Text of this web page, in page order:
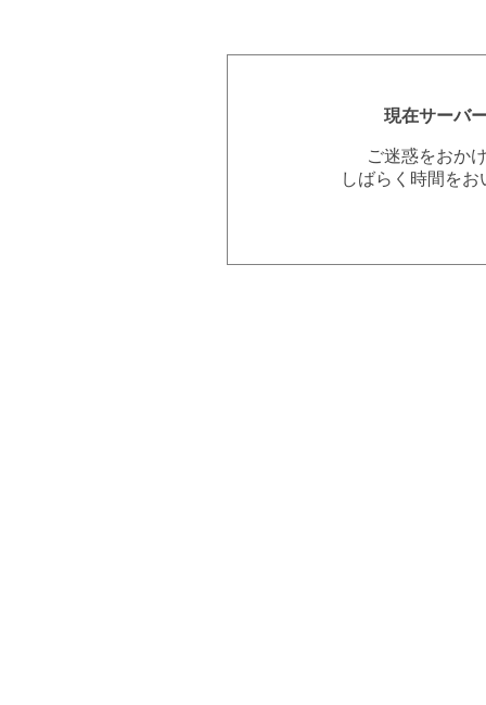
現在サーバ
ご迷惑をおか
しばらく時間を